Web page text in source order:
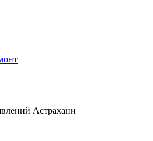
Астрахани